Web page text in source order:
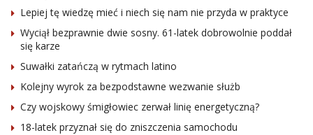
Lepiej tę wiedzę mieć i niech się nam nie przyda w praktyce
Wyciął bezprawnie dwie sosny. 61-latek dobrowolnie poddał
się karze
Suwałki zatańczą w rytmach latino
Kolejny wyrok za bezpodstawne wezwanie służb
Czy wojskowy śmigłowiec zerwał linię energetyczną?
18-latek przyznał się do zniszczenia samochodu